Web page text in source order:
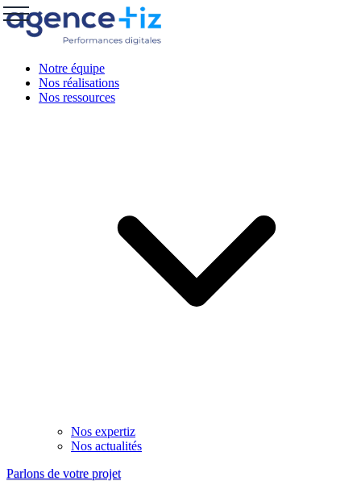
Notre équipe
Nos réalisations
Nos ressources
Nos expertiz
Nos actualités
Parlons de votre projet